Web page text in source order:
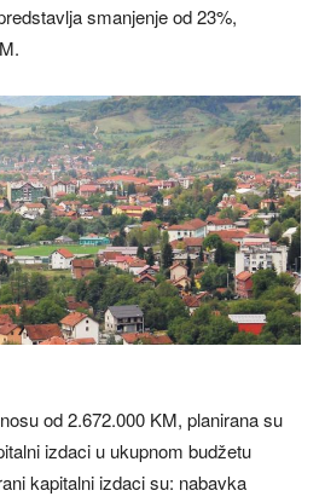
smanjenje od 23%,
od 2.672.000 KM, planirana su
izdaci u ukupnom budžetu
kapitalni izdaci su: nabavka